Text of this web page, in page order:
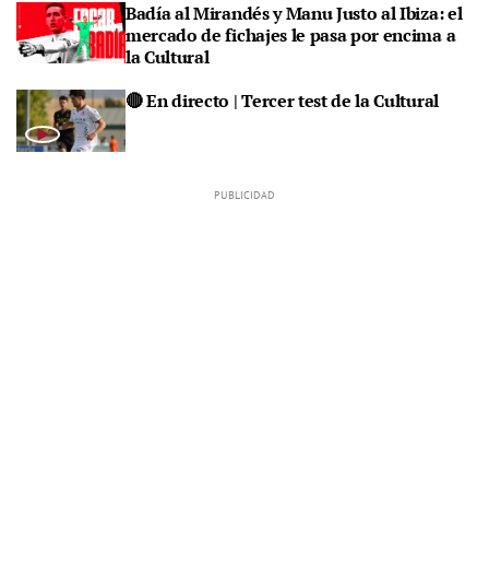
Badía al Mirandés y Manu Justo al Ibiza: el
mercado de fichajes le pasa por encima a
la Cultural
🔴 En directo | Tercer test de la Cultural